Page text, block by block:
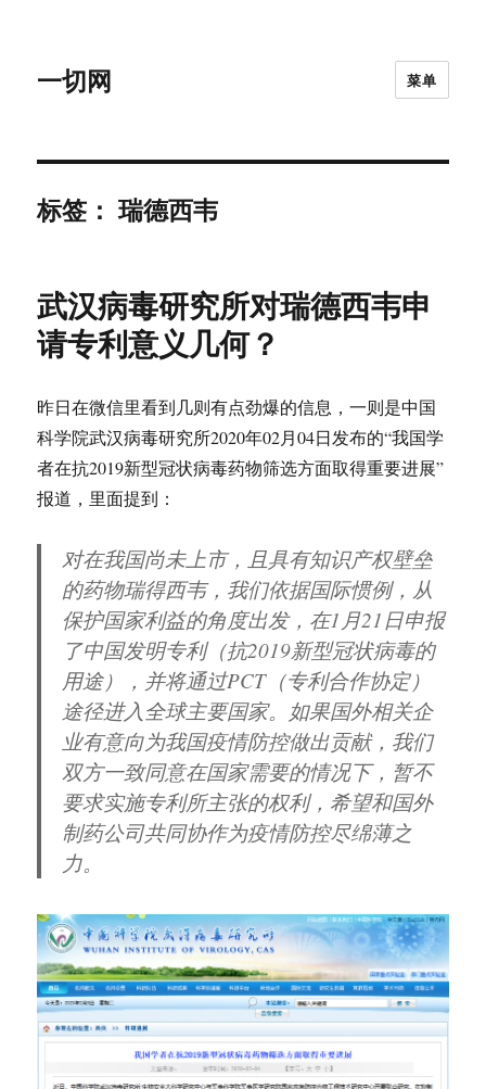
一切网 菜单
标签：瑞德西韦
武汉病毒研究所对瑞德西韦申
请专利意义几何？
昨日在微信里看到几则有点劲爆的信息，一则是中国
科学院武汉病毒研究所2020年02月04日发布的“我国学
者在抗2019新型冠状病毒药物筛选方面取得重要进展”
报道，里面提到：
对在我国尚未上市，且具有知识产权壁垒
的药物瑞得西韦，我们依据国际惯例，从
保护国家利益的角度出发，在1月21日申报
了中国发明专利（抗2019新型冠状病毒的
用途），并将通过PCT（专利合作协定）
途径进入全球主要国家。如果国外相关企
业有意向为我国疫情防控做出贡献，我们
双方一致同意在国家需要的情况下，暂不
要求实施专利所主张的权利，希望和国外
制药公司共同协作为疫情防控尽绵薄之
力。